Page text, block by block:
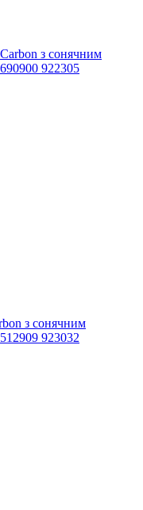
з сонячним
922305
з сонячним
923032